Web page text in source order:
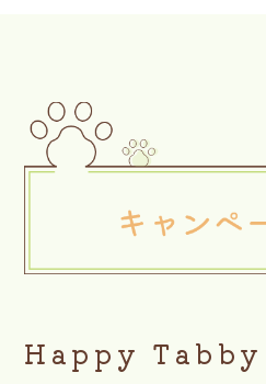
Happy Tabby